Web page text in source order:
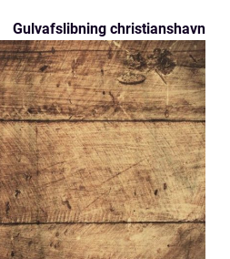
Gulvafslibning christianshavn